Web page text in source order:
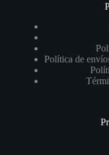
Política de